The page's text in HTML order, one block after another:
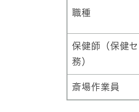
職種
保健師（保健
務）
斎場作業員